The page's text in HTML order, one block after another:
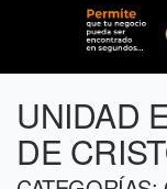
UNIDAD
DE